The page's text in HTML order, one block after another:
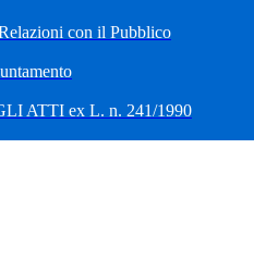
con il Pubblico
ATTI ex L. n. 241/1990